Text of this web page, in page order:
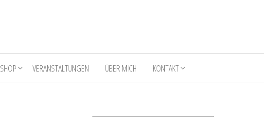
SHOP VERANSTALTUNGEN ÜBER MICH KONTAKT